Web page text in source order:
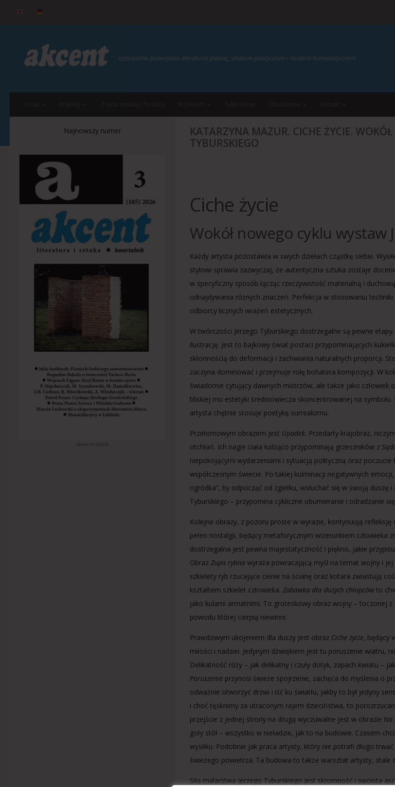
Przejdź do treści
czasopismo poświęcone literaturze pięknej, sztukom plastycznym i naukom humanistycznym
Projekty Z życia redakcji i fundacji Archiwum Tylko online Dla autorów Kontakt
KATARZYNA MAZUR. CICHE ŻYCIE.
TYBURSKIEGO
Ciche życie
Wokół nowego cyklu wystaw
Każdy artysta pozostawia w swych dziełach cząstkę siebie.
stylowi sprawia zazwyczaj, że autentyczna sztuka zostaje
w specyficzny sposób łącząc rzeczywistość materialną i
odnajdywania różnych znaczeń. Perfekcja w stosowaniu
odbiorcy licznych wrażeń estetycznych.
W twórczości Jerzego Tyburskiego dostrzegalne są pewne
ilustrację. Jest to bajkowy świat postaci przypominających
skłonnością do deformacji i zachwiania naturalnych proporcji.
zaczyna dominować i przejmuje rolę bohatera kompozycji. W
świadomie cytujący dawnych mistrzów, ale także jako człowiek
bliskiej mu estetyki średniowiecza skoncentrowanej na
artysta chętnie stosuje poetykę surrealizmu.
Przełomowym obrazem jest Upadek. Przedarty krajobraz,
otchłań. Ich nagie ciała łudząco przypominają grzeszników z
niepokojącymi wydarzeniami i sytuacją polityczną oraz
współczesnym świecie. Po takiej kulminacji negatywnych
ogródka”, by odpocząć od zgiełku, wsłuchać się w swoją
Tyburskiego – przypomina cykliczne obumieranie i odradzanie
Kolejne obrazy, z pozoru proste w wyrazie, kontynuują refleksję
pełen nostalgii, będący metaforycznym wizerunkiem
dostrzegalna jest pewna majestatyczność i piękno, jakie
Obraz Zupa rybna wyraża powracającą myśl na temat wojny i jej
szkielety ryb rzucające cienie na ścianę oraz kotara zwiastują
kształtem szkielet człowieka. Zabawka dla dużych chłopców to
jako kulami armatnimi. To groteskowy obraz wojny – toczonej z
powodu której cierpią niewinni.
Prawdziwym ukojeniem dla duszy jest obraz Ciche życie, będący
miłości i nadziei. Jedynym dźwiękiem jest tu poruszenie wiatru,
Delikatność róży – jak delikatny i czuły dotyk, zapach kwiatu –
Poruszenie przynosi świeże spojrzenie, zachęca do myślenia o
odważnie otworzyć drzwi i iść ku światłu, jakby to był jedyny
i choć tęsknimy za utraconym rajem dzieciństwa, to
przejście z jednej strony na drugą wyczuwalne jest w obrazie Na
goły stół – wszystko w nieładzie, jak to na budowie. Czasem
wysiłku. Podobnie jak praca artysty, który nie potrafi długo
świeżego powietrza. Ta budowa to także warsztat artysty, stale
Siłą malarstwa Jerzego Tyburskiego jest skromność i swoista
Najnowszy numer
Akcent nr 3/2026